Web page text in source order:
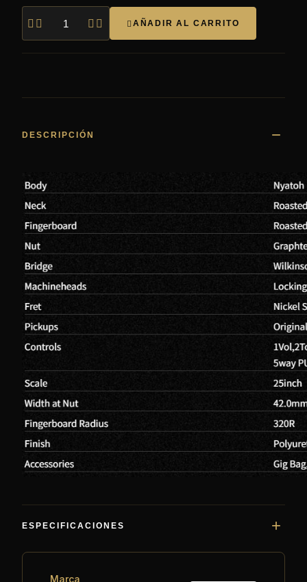
     AÑADIR AL CARRITO
DESCRIPCIÓN
ESPECIFICACIONES
Marca